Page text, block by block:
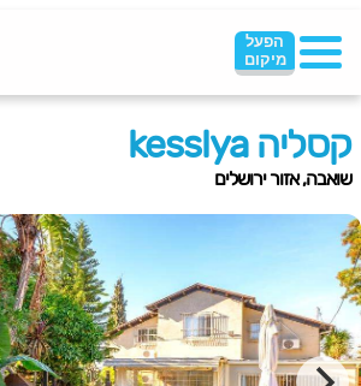
הפעל
מיקום
קסליה kesslya
שואבה, אזור ירושלים